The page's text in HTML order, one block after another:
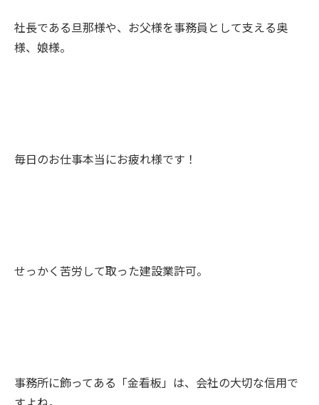
社長である旦那様や、お父様を事務員として支える奥
様、娘様。
毎日のお仕事本当にお疲れ様です！
せっかく苦労して取った建設業許可。
事務所に飾ってある「金看板」は、会社の大切な信用で